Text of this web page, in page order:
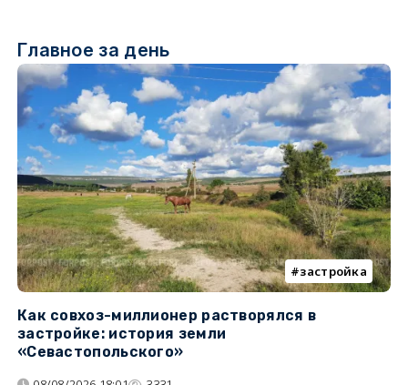
Главное за день
застройка
Как совхоз-миллионер растворялся в
застройке: история земли
«Севастопольского»